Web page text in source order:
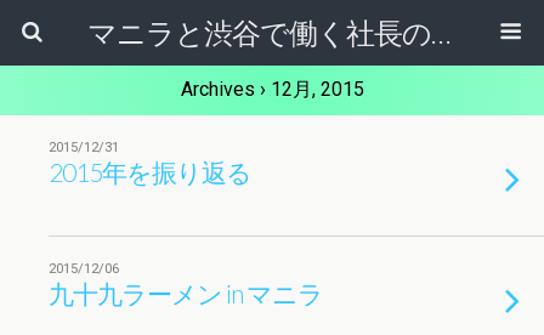
マニラと渋谷で働く社長のブログ
Archives › 12月, 2015
2015/12/31
2015年を振り返る
2015/12/06
九十九ラーメン in マニラ